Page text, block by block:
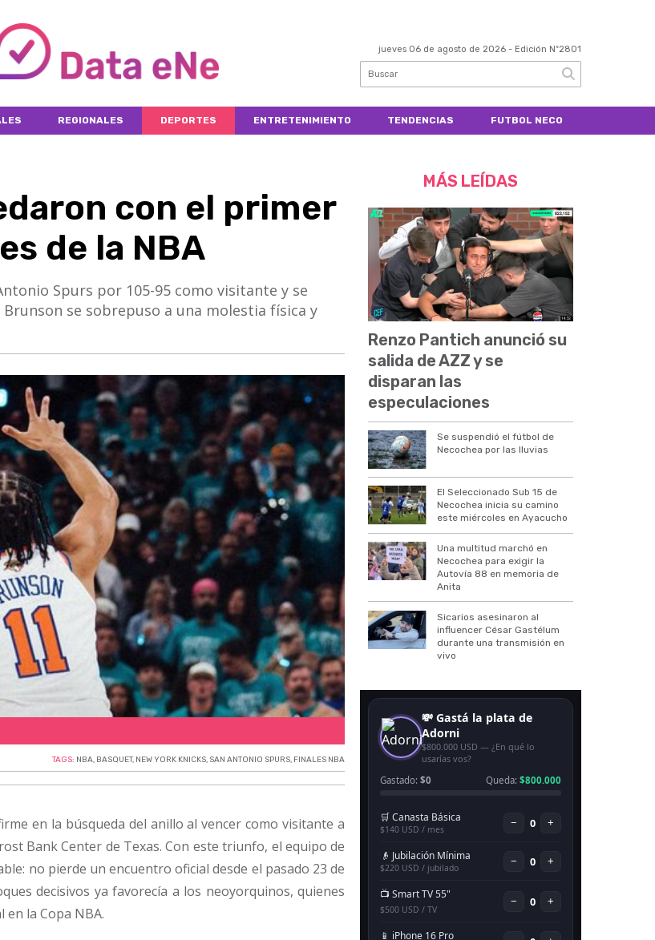
jueves 06 de agosto de 2026 - Edición Nº2801
REGIONALES DEPORTES ENTRETENIMIENTO TENDENCIAS FUTBOL NECO
con el primer
de la NBA
Spurs por 105-95 como visitante y se
se sobrepuso a una molestia física y
New York Knicks se llevan la primer victoria.
TAGS: NBA, BASQUET, NEW YORK KNICKS, SAN ANTONIO SPURS, FINALES NBA
en la búsqueda del anillo al vencer como visitante a
Bank Center de Texas. Con este triunfo, el equipo de
no pierde un encuentro oficial desde el pasado 23 de
decisivos ya favorecía a los neoyorquinos, quienes
la Copa NBA.
MÁS LEÍDAS
Renzo Pantich anunció su
salida de AZZ y se
disparan las
especulaciones
Se suspendió el fútbol de
Necochea por las lluvias
El Seleccionado Sub 15 de
Necochea inicia su camino
este miércoles en Ayacucho
Una multitud marchó en
Necochea para exigir la
Autovía 88 en memoria de
Anita
Sicarios asesinaron al
influencer César Gastélum
durante una transmisión en
vivo